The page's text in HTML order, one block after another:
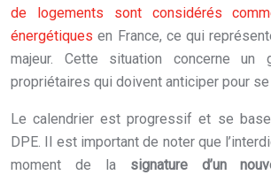
de logements sont considérés
énergétiques en France, ce qui
majeur. Cette situation concerne un
propriétaires qui doivent anticiper pour
Le calendrier est progressif et se
DPE. Il est important de noter que
moment de la signature d’un